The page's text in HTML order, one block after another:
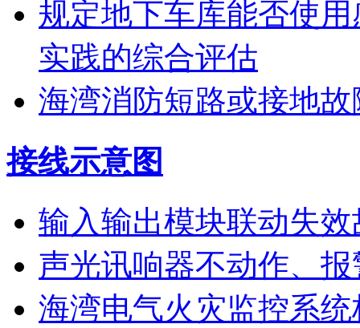
规定地下车库能否使
实践的综合评估
海湾消防短路或接地
接线示意图
输入输出模块联动失效
声光讯响器不动作、
海湾电气火灾监控系